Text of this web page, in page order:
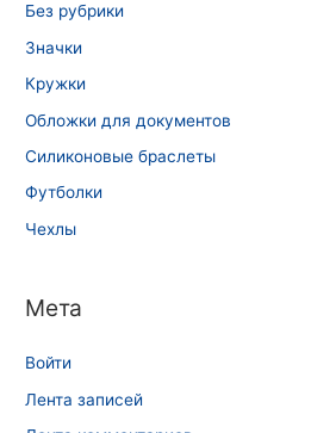
Без рубрики
Значки
Кружки
Обложки для документов
Силиконовые браслеты
Футболки
Чехлы
Мета
Войти
Лента записей